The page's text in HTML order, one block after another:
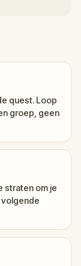
quest. Loop
groep, geen
straten om je